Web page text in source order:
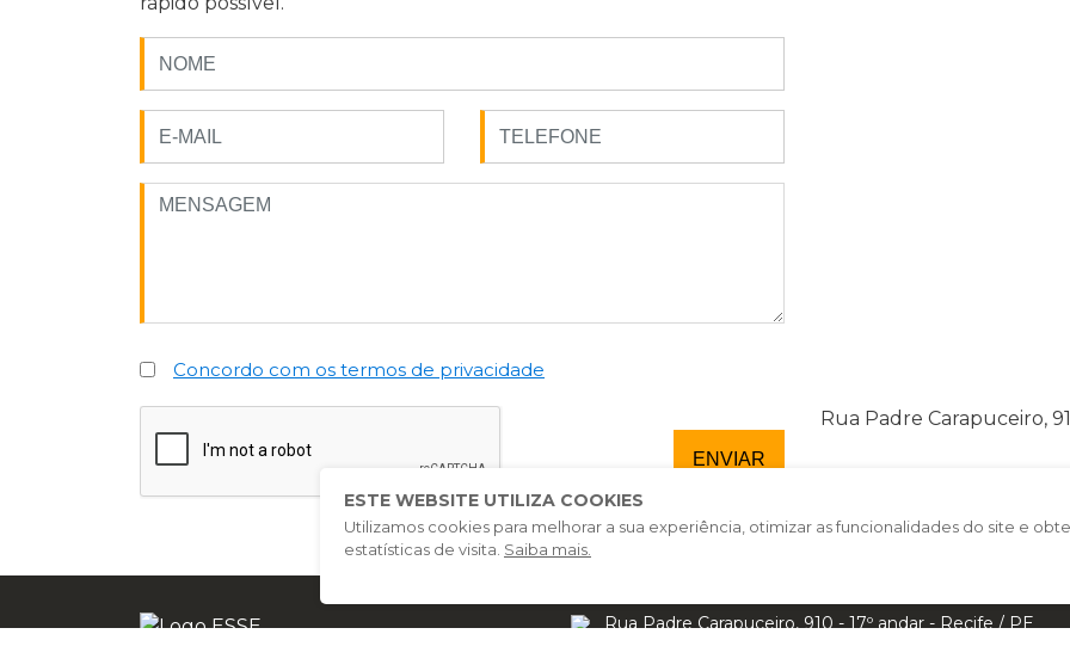
Concordo com os termos de privacidade
Rua Padre Carapuceiro,
Rua Padre Carapuceiro, 910 - 17º andar - Recife / PE
ESTE WEBSITE UTILIZA COOKIES
Utilizamos cookies para melhorar a sua experiência, otimizar as funcionalidades do site e
estatísticas de visita. Saiba mais.